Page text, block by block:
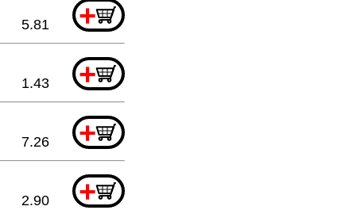
+
5.81
+
1.43
+
7.26
+
2.90